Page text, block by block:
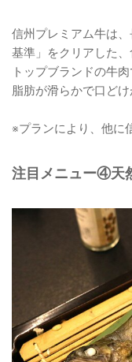
信州プレミアム牛は
基準」をクリアした
トップブランドの牛肉
脂肪が滑らかで口ど
※プランにより、他に
注目メニュー④天